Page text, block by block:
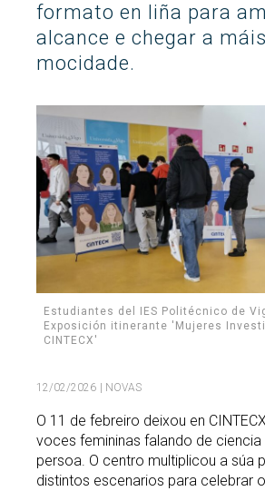
formato en liña para
alcance e chegar a máis
mocidade.
Estudiantes del IES Politécnico de
Exposición itinerante 'Mujeres
CINTECX'
12/02/2026 | NOVAS
O 11 de febreiro deixou en
voces femininas falando de ciencia
persoa. O centro multiplicou a súa
distintos escenarios para celebrar